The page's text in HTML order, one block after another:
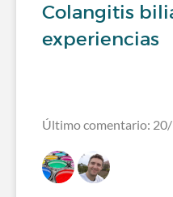
Colangitis
experiencias
Último comentario: